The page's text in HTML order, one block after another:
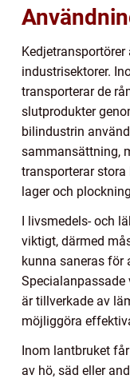
industrisektorer.
transporterar de
slutprodukter
bilindustrin
sammansättning,
transporterar
lager och
I livsmedels- och
viktigt, därmed
kunna saneras för
Specialanpassade
är tillverkade av
möjliggöra
Inom lantbruket
av hö, säd eller